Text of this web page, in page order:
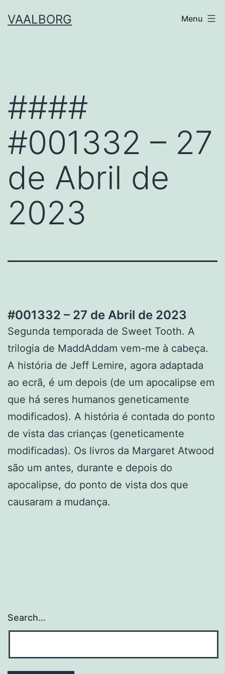
toVAALBORG Menu
####
#001332 – 27
de Abril de
2023
#001332 – 27 de Abril de 2023
Segunda temporada de Sweet Tooth. A
trilogia de MaddAddam vem-me à cabeça.
A história de Jeff Lemire, agora adaptada
ao ecrã, é um depois (de um apocalipse em
que há seres humanos geneticamente
modificados). A história é contada do ponto
de vista das crianças (geneticamente
modificadas). Os livros da Margaret Atwood
são um antes, durante e depois do
apocalipse, do ponto de vista dos que
causaram a mudança.
Search…